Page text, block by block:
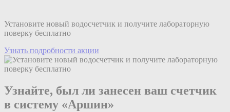
Установите новый водосчетчик и получите лабораторную
поверку бесплатно
Узнать подробности акции
Узнайте, был ли занесен ваш счетчик
в систему «Аршин»